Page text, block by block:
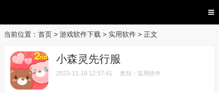
当前位置： 首页 > 游戏软件下载 > 实用软件 > 正文
小森灵先行服
2023-11-18 12:57:41 类别： 实用软件